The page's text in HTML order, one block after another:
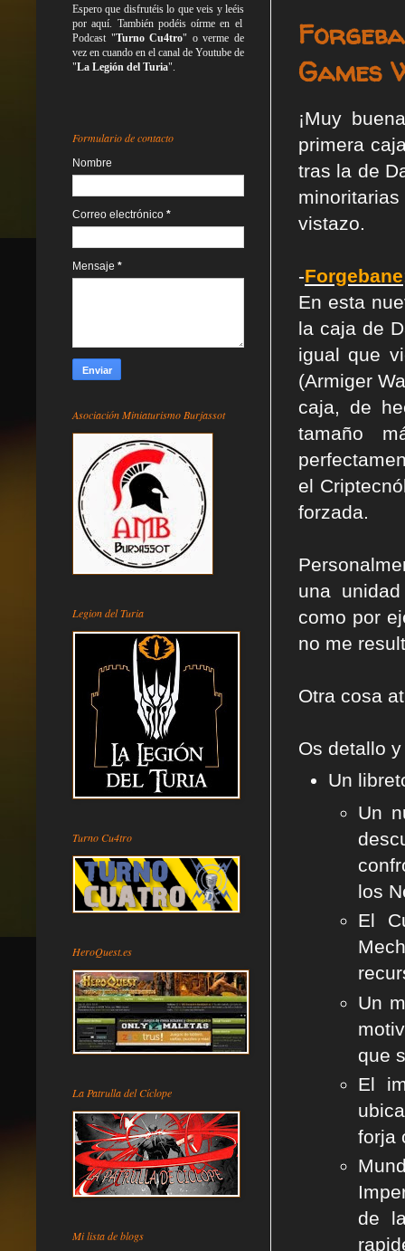
Games
¡Muy
primera
tras la de
vistazo.
-Forgebane
En esta
la caja de
igual que
(Armiger
caja, de
tamaño
el
forzada.
una
como por
no me
Otra cosa
Os detallo
Un
Un
los
El
Un
que
El
forja
de
Espero que disfrutéis lo queveis yleéis
por aquí. También podéis oírme en el
Podcast "Turno Cu4tro" o verme de
vez en cuando en el canal de Youtube de
"La Legión del Turia".
Formulario de contacto
Nombre
Correo electrónico *
Mensaje *
Asociación Miniaturismo Burjassot
Legion del Turia
Turno Cu4tro
HeroQuest.es
La Patrulla del Cíclope
Mi lista de blogs